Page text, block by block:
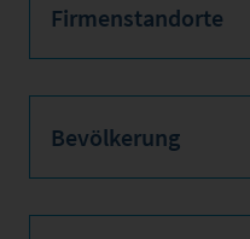
Firmenstandorte
Bevölkerung